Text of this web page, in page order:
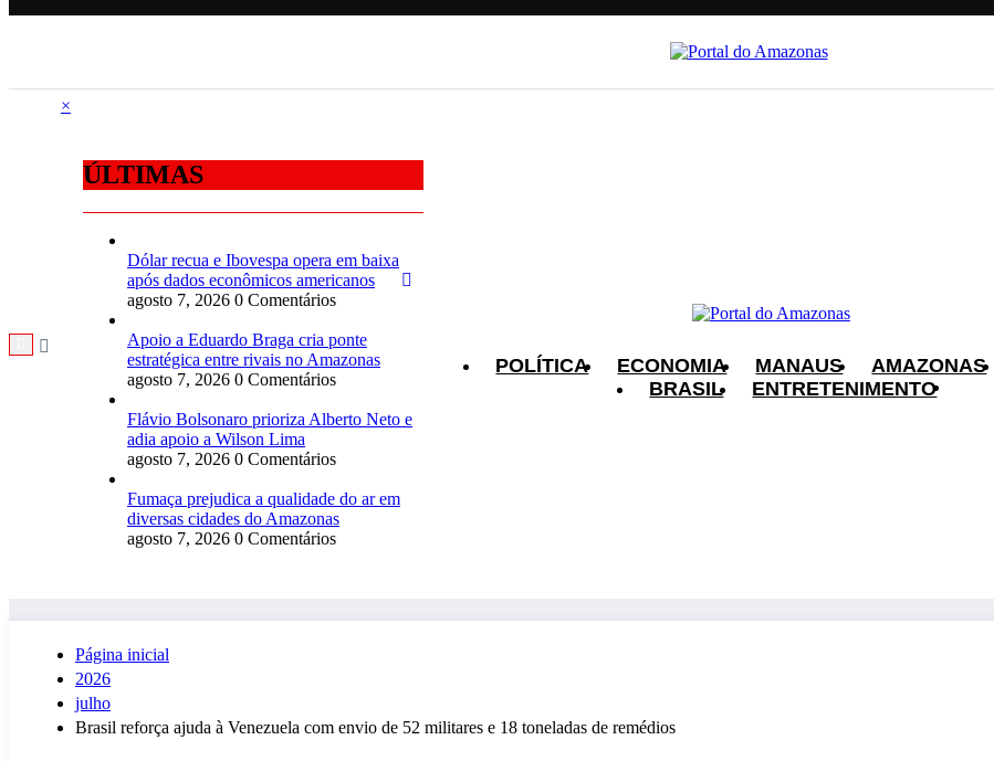
×
ÚLTIMAS
Dólar recua e Ibovespa opera em baixa
após dados econômicos americanos
agosto 7, 2026 0 Comentários
Apoio a Eduardo Braga cria ponte
estratégica entre rivais no Amazonas
agosto 7, 2026 0 Comentários
Flávio Bolsonaro prioriza Alberto Neto e
adia apoio a Wilson Lima
agosto 7, 2026 0 Comentários
Fumaça prejudica a qualidade do ar em
diversas cidades do Amazonas
agosto 7, 2026 0 Comentários
POLÍTICA ECONOMIA MANAUS AMAZONAS
BRASIL
ENTRETENIMENTO
Página inicial
2026
julho
Brasil reforça ajuda à Venezuela com envio de 52 militares e 18 toneladas de remédios